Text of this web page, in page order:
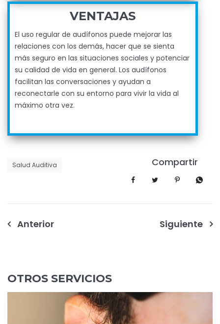
VENTAJAS
El uso regular de audífonos puede mejorar las
relaciones con los demás, hacer que se sienta
más seguro en las situaciones sociales y potenciar
su calidad de vida en general. Los audífonos
facilitan las conversaciones y ayudan a
reconectarle con su entorno para vivir la vida al
máximo otra vez.
Salud Auditiva Compartir
Navegación
Anterior Siguiente
OTROS SERVICIOS